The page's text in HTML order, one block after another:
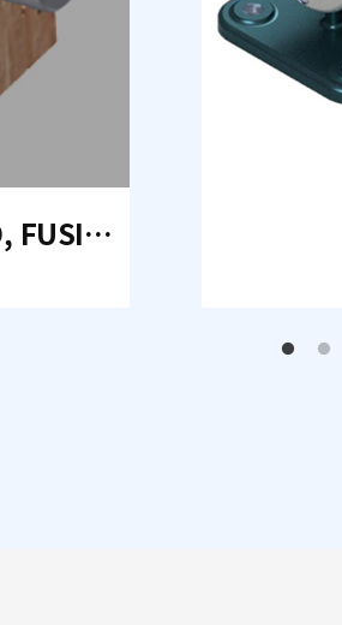
기계설계 CAD 2D, Invetor 3D, FUSION 360